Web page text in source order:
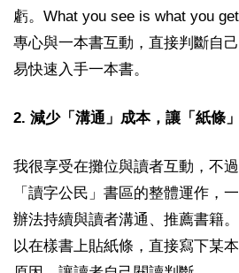
虧。What you see is what you
專心與一本書互動，直接判斷自
易快速入手一本書。
2. 減少「溝通」成本，讓「紙條」
我很享受在攤位與讀者互動，不
「讀字公民」書區的整體運作，
辦法持續與讀者溝通、推薦書籍
以在樣書上貼紙條，直接寫下某